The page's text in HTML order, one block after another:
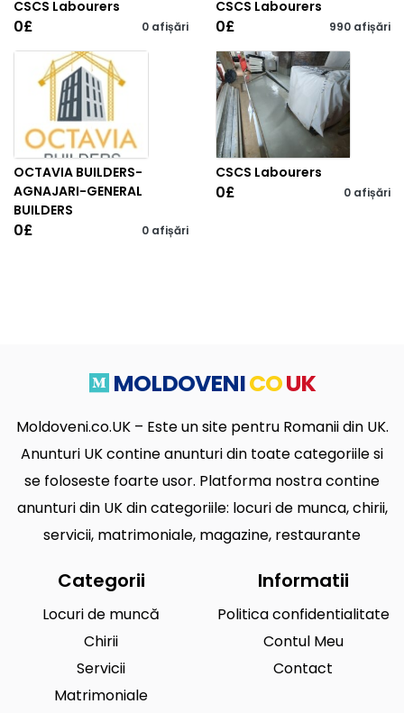
CSCS Labourers
0£ 0 afișări
CSCS Labourers
0£ 990 afișări
OCTAVIA BUILDERS-
AGNAJARI-GENERAL
BUILDERS
0£ 0 afișări
CSCS Labourers
0£ 0 afișări
MOLDOVENICOUK
Moldoveni.co.UK – Este un site pentru Romanii din UK.
Anunturi UK contine anunturi din toate categoriile si
se foloseste foarte usor. Platforma nostra contine
anunturi din UK din categoriile: locuri de munca, chirii,
servicii, matrimoniale, magazine, restaurante
Categorii
Locuri de muncă
Chirii
Servicii
Matrimoniale
Informatii
Politica confidentialitate
Contul Meu
Contact